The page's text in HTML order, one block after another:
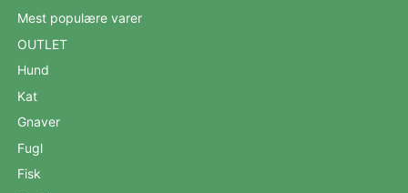
Mest populære varer
OUTLET
Hund
Kat
Gnaver
Fugl
Fisk